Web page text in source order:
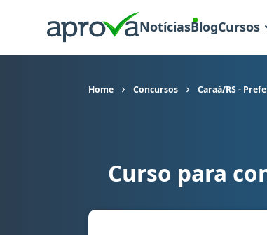
NotíciasBlogCursos
Home Concursos Caraá/RS -
Curso para concurso Caraá/RS -
Curso para